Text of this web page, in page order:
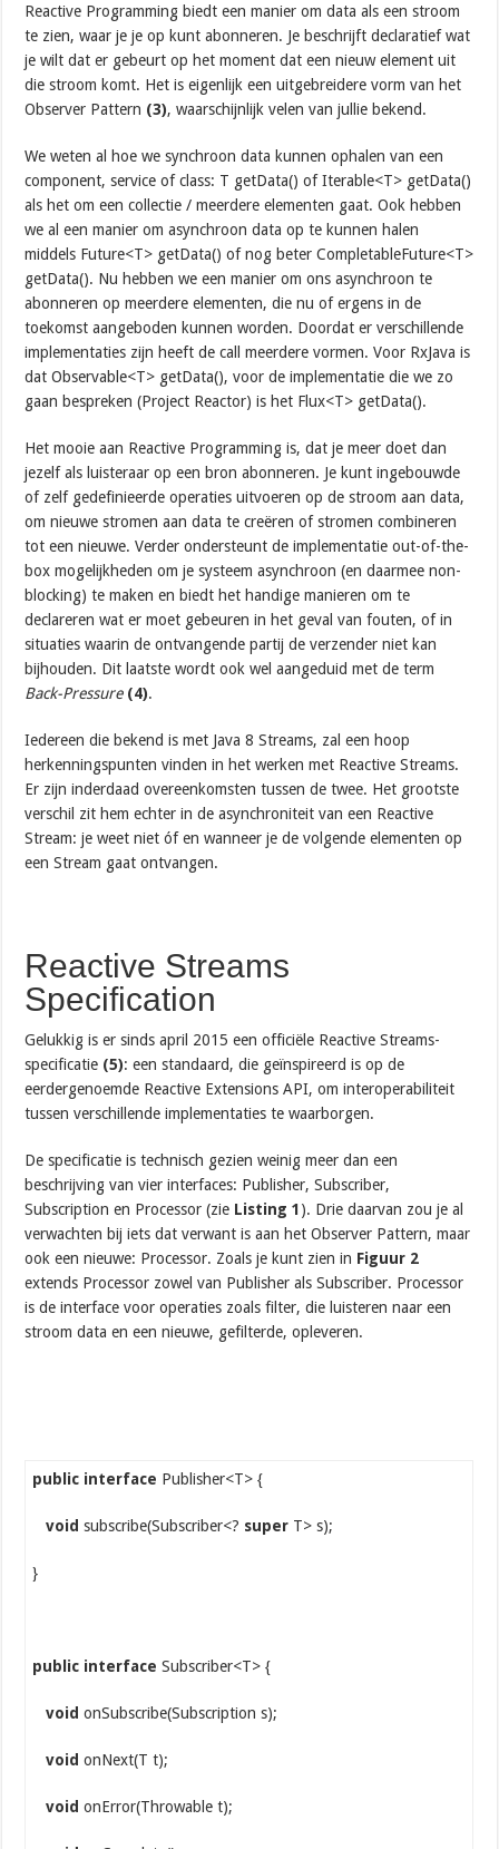
Reactive Programming biedt een manier om data als een stroom
te zien, waar je je op kunt abonneren. Je beschrijft declaratief wat
je wilt dat er gebeurt op het moment dat een nieuw element uit
die stroom komt. Het is eigenlijk een uitgebreidere vorm van het
Observer Pattern (3), waarschijnlijk velen van jullie bekend.
We weten al hoe we synchroon data kunnen ophalen van een
component, service of class: T getData() of Iterable<T> getData()
als het om een collectie / meerdere elementen gaat. Ook hebben
we al een manier om asynchroon data op te kunnen halen
middels Future<T> getData() of nog beter CompletableFuture<T>
getData(). Nu hebben we een manier om ons asynchroon te
abonneren op meerdere elementen, die nu of ergens in de
toekomst aangeboden kunnen worden. Doordat er verschillende
implementaties zijn heeft de call meerdere vormen. Voor RxJava is
dat Observable<T> getData(), voor de implementatie die we zo
gaan bespreken (Project Reactor) is het Flux<T> getData().
Het mooie aan Reactive Programming is, dat je meer doet dan
jezelf als luisteraar op een bron abonneren. Je kunt ingebouwde
of zelf gedefinieerde operaties uitvoeren op de stroom aan data,
om nieuwe stromen aan data te creëren of stromen combineren
tot een nieuwe. Verder ondersteunt de implementatie out-of-the-
box mogelijkheden om je systeem asynchroon (en daarmee non-
blocking) te maken en biedt het handige manieren om te
declareren wat er moet gebeuren in het geval van fouten, of in
situaties waarin de ontvangende partij de verzender niet kan
bijhouden. Dit laatste wordt ook wel aangeduid met de term
Back-Pressure (4).
Iedereen die bekend is met Java 8 Streams, zal een hoop
herkenningspunten vinden in het werken met Reactive Streams.
Er zijn inderdaad overeenkomsten tussen de twee. Het grootste
verschil zit hem echter in de asynchroniteit van een Reactive
Stream: je weet niet óf en wanneer je de volgende elementen op
een Stream gaat ontvangen.
Reactive Streams
Specification
Gelukkig is er sinds april 2015 een officiële Reactive Streams-
specificatie (5): een standaard, die geïnspireerd is op de
eerdergenoemde Reactive Extensions API, om interoperabiliteit
tussen verschillende implementaties te waarborgen.
De specificatie is technisch gezien weinig meer dan een
beschrijving van vier interfaces: Publisher, Subscriber,
Subscription en Processor (zie Listing 1). Drie daarvan zou je al
verwachten bij iets dat verwant is aan het Observer Pattern, maar
ook een nieuwe: Processor. Zoals je kunt zien in Figuur 2
extends Processor zowel van Publisher als Subscriber. Processor
is de interface voor operaties zoals filter, die luisteren naar een
stroom data en een nieuwe, gefilterde, opleveren.
public interface Publisher<T> {
void subscribe(Subscriber<? super T> s);
}
public interface Subscriber<T> {
void onSubscribe(Subscription s);
void onNext(T t);
void onError(Throwable t);